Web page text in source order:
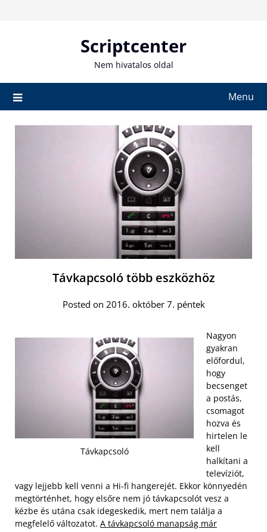
Scriptcenter
Nem hivatalos oldal
Menu
Távkapcsoló több eszközhöz
Posted on 2016. október 7. péntek
Távkapcsoló
Nagyon
gyakran
előfordul,
hogy
becsenget
a postás,
csomagot
hozva és
hirtelen le
kell
halkítani a
televíziót,
vagy lejjebb kell venni a Hi-fi hangerejét. Ekkor könnyedén
megtörténhet, hogy elsőre nem jó távkapcsolót vesz a
kézbe és utána csak idegeskedik, mert nem találja a
megfelelő változatot. A távkapcsoló manapság már